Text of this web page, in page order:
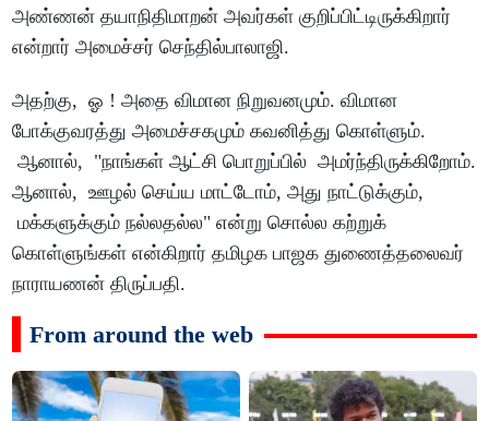
அண்ணன் தயாநிதிமாறன் அவர்கள் குறிப்பிட்டிருக்கிறார்
என்றார் அமைச்சர் செந்தில்பாலாஜி.
அதற்கு, ஓ ! அதை விமான நிறுவனமும். விமான
போக்குவரத்து அமைச்சகமும் கவனித்து கொள்ளும்.
ஆனால், "நாங்கள் ஆட்சி பொறுப்பில் அமர்ந்திருக்கிறோம்.
ஆனால், ஊழல் செய்ய மாட்டோம், அது நாட்டுக்கும்,
மக்களுக்கும் நல்லதல்ல" எ‌ன்று சொல்ல கற்றுக்
கொள்ளுங்கள் என்கிறார் தமிழக பாஜக துணைத்தலைவர்
நாராயணன் திருப்பதி.
From around the web